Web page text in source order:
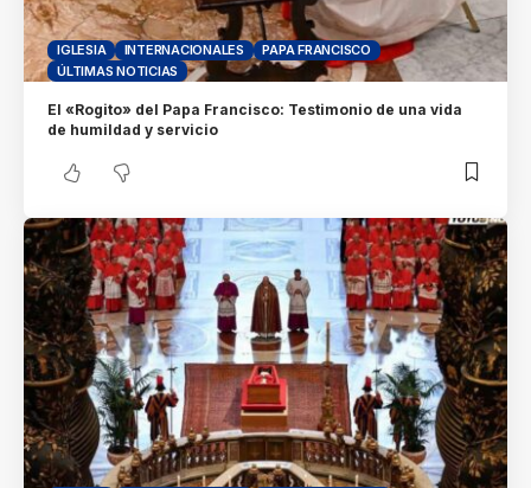
IGLESIA INTERNACIONALES
PAPA FRANCISCO
ÚLTIMAS NOTICIAS
El «Rogito» del Papa Francisco: Testimonio de una vida
de humildad y servicio